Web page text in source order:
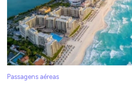
Passagens aéreas